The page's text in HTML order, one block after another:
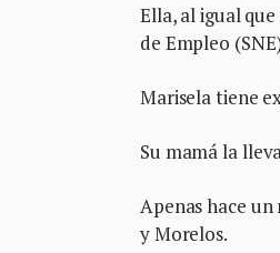
Ella, al igual
de Empleo
Marisela tiene
Su mamá la
Apenas hace
y Morelos.